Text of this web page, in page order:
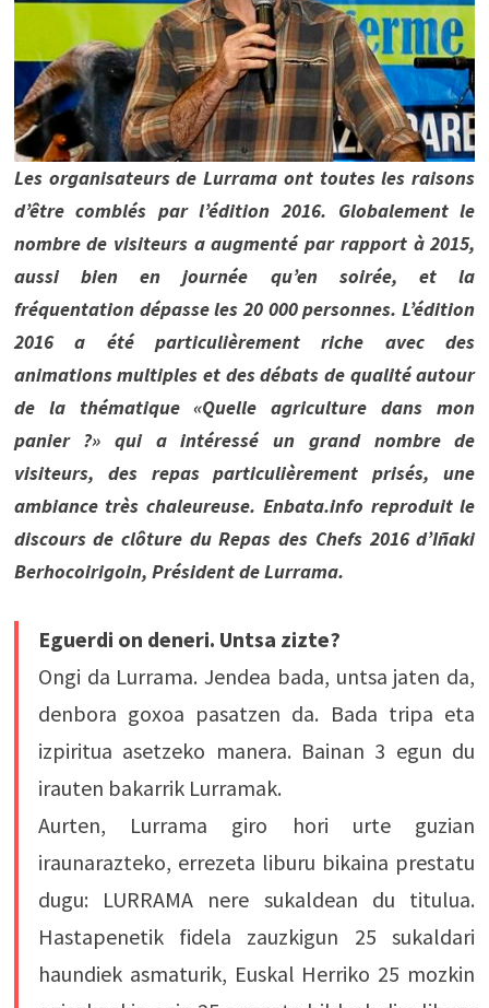
Les organisateurs de Lurrama ont toutes les raisons
d’être comblés par l’édition 2016. Globalement le
nombre de visiteurs a augmenté par rapport à 2015,
aussi bien en journée qu’en soirée, et la
fréquentation dépasse les 20 000 personnes. L’édition
2016 a été particulièrement riche avec des
animations multiples et des débats de qualité autour
de la thématique «Quelle agriculture dans mon
panier ?» qui a intéressé un grand nombre de
visiteurs, des repas particulièrement prisés, une
ambiance très chaleureuse. Enbata.info reproduit le
discours de clôture du Repas des Chefs 2016 d’Iñaki
Berhocoirigoin, Président de Lurrama.
Eguerdi on deneri. Untsa zizte?
Ongi da Lurrama. Jendea bada, untsa jaten da,
denbora goxoa pasatzen da. Bada tripa eta
izpiritua asetzeko manera. Bainan 3 egun du
irauten bakarrik Lurramak.
Aurten, Lurrama giro hori urte guzian
iraunarazteko, errezeta liburu bikaina prestatu
dugu: LURRAMA nere sukaldean du titulua.
Hastapenetik fidela zauzkigun 25 sukaldari
haundiek asmaturik, Euskal Herriko 25 mozkin